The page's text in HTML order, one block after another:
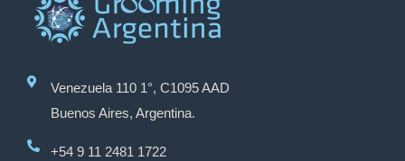
Venezuela 110 1°, C1095 AAD
Buenos Aires, Argentina.
+54 9 11 2481 1722